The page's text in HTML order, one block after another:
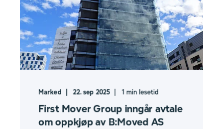
Marked 22. sep 2025 1 min lesetid
First Mover Group inngår avtale
om oppkjøp av B:Moved AS